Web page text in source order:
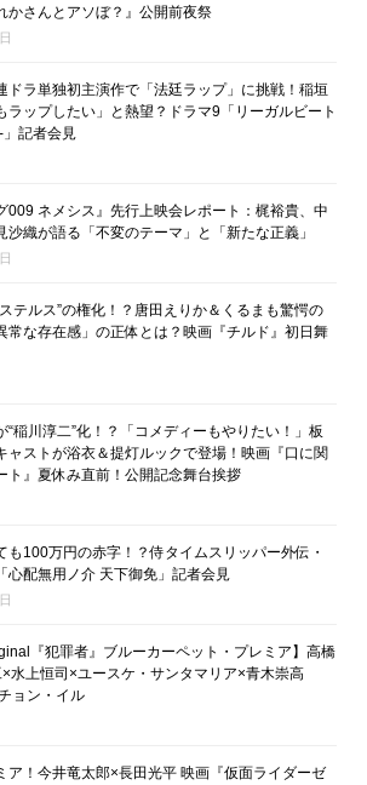
かさんとアソぼ？』公開前夜祭
ドラ単独初主演作で「法廷ラップ」に挑戦！稲垣
ラップしたい」と熱望？ドラマ9「リーガルビート
記者会見
009 ネメシス』先行上映会レポート：梶裕貴、中
沙織が語る「不変のテーマ」と「新たな正義」
テルス”の権化！？唐田えりか＆くるまも驚愕の
常な存在感」の正体とは？映画『チルド』初日舞
“稲川淳二”化！？「コメディーもやりたい！」板
ャストが浴衣＆提灯ルックで登場！映画『口に関
ト』夏休み直前！公開記念舞台挨拶
も100万円の赤字！？侍タイムスリッパー外伝・
心配無用ノ介 天下御免」記者会見
『犯罪者』ブルーカーペット・プレミア】高橋
水上恒司×ユースケ・サンタマリア×青木崇高
ョン・イル
ア！今井竜太郎×長田光平 映画『仮面ライダーゼ